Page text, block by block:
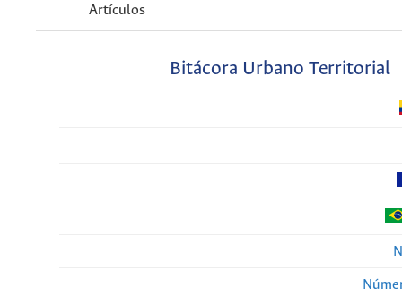
Artículos
Bitácora Urbano Territorial